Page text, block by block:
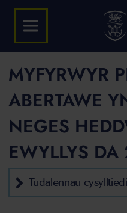
MYFYRWYR
ABERTAWE
NEGES
EWYLLYS
Tudalennau